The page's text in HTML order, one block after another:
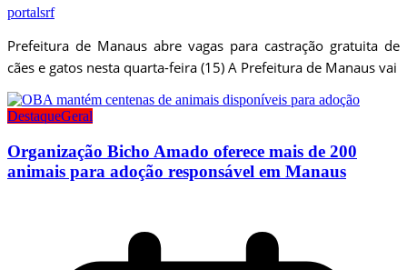
portalsrf
Prefeitura de Manaus abre vagas para castração gratuita de
cães e gatos nesta quarta-feira (15) A Prefeitura de Manaus vai
DestaqueGeral
Organização Bicho Amado oferece mais de 200
animais para adoção responsável em Manaus